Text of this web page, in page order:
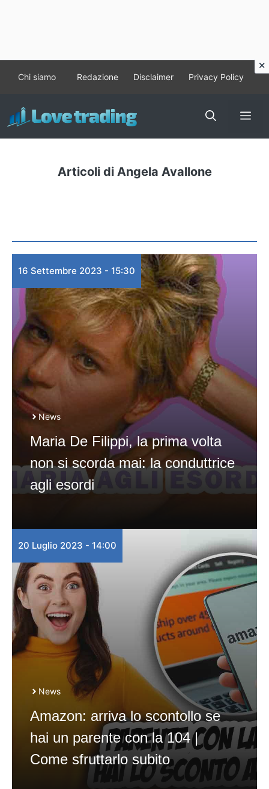
contenuto
Chi siamo Redazione Disclaimer Privacy Policy
Articoli di Angela Avallone
16 Settembre 2023 - 15:30
News
Maria De Filippi, la prima volta
non si scorda mai: la conduttrice
agli esordi
20 Luglio 2023 - 14:00
News
Amazon: arriva lo scontollo se
hai un parente con la 104 |
Come sfruttarlo subito